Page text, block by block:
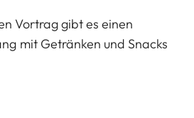
Vortrag gibt es einen
mit Getränken und Snacks